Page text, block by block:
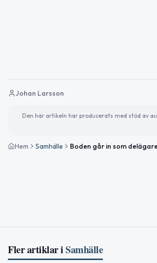
Johan Larsson
Den här artikeln har producerats med stöd av
Hem Samhälle
Fler artiklar iSamhälle